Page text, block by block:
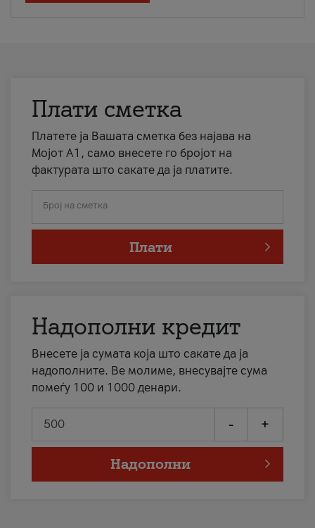
Плати сметка
Платете ја Вашата сметка без најава на
Мојот А1, само внесете го бројот на
фактурата што сакате да ја платите.
Број на сметка
Плати
Надополни кредит
Внесете ја сумата која што сакате да ја
надополните. Ве молиме, внесувајте сума
помеѓу 100 и 1000 денари.
- +
Надополни